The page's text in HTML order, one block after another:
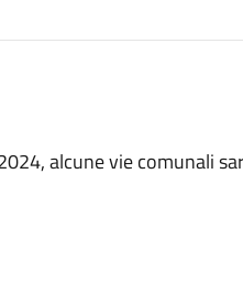
alcune vie comunali